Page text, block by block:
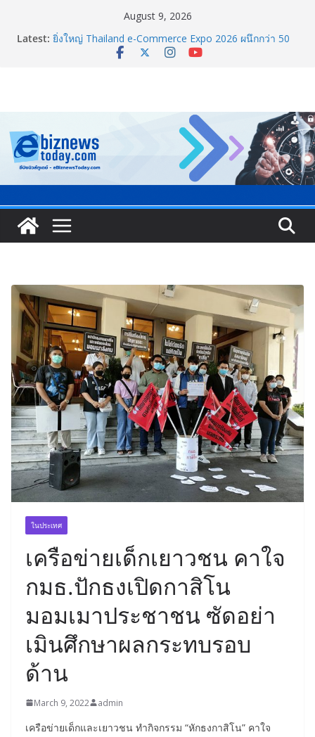
August 9, 2026
Latest: ยิ่งใหญ่ Thailand e-Commerce Expo 2026 ผนึกกว่า 50
พันธมิตร ปั้นผู้ประกอบการไทยสู่ตลาดโลก คาดเงินสะพัด
ฉลองเซิร์ฟเวอร์ใหม่ เฮเลนา
แพทย์เผย โรคไม่ติดต่อเรื้อรัง NCDs คร่าชีวิตคนไทยก่อน
วัยอันควร ทำสูญเสียทางเศรษฐกิจมหาศาล 1.6 ล้านล้าน
บาทต่อปี
ภาครัฐ-เอกชนจับมือสัมมนาใหญ่ ยกระดับอุตสาหกรรมเซ
รามิกไทยสู่สากล พร้อมชวนผู้ประกอบไทยร่วมงาน
อลิอันซ์ อยุธยา ส่งเสริมคนไทยเตรียมพร้อมรับมือวิกฤต
เปิดพื้นที่ “Level Up the Care by Allianz Ayudhya
นิทรรศการยกระดับ…ความเป็นห่วง” ในงาน Hug
ในประเทศ
เครือข่ายเด็กเยาวชน คาใจ
กมธ.ปักธงเปิดกาสิโน
มอมเมาประชาชน ซัดอย่า
เมินศึกษาผลกระทบรอบ
ด้าน
March 9, 2022 admin
เครือข่ายเด็กและเยาวชน ทำกิจกรรม “หักธงกาสิโน” คาใจ